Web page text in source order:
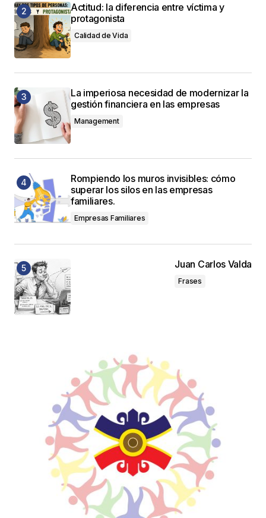
Actitud: la diferencia entre víctima y
protagonista
Calidad de Vida
La imperiosa necesidad de modernizar la
gestión financiera en las empresas
Management
Rompiendo los muros invisibles: cómo
superar los silos en las empresas
familiares.
Empresas Familiares
Juan Carlos Valda
Frases